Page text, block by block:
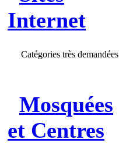
Internet
Catégories très demandées
Mosquées
et Centres